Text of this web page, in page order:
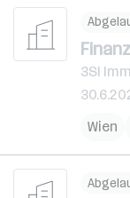
3SI
Wien